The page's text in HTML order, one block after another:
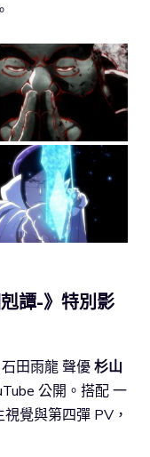
譚-》特別影
石田雨龍 聲優 杉山
公開。搭配 一
覺與第四彈 PV，